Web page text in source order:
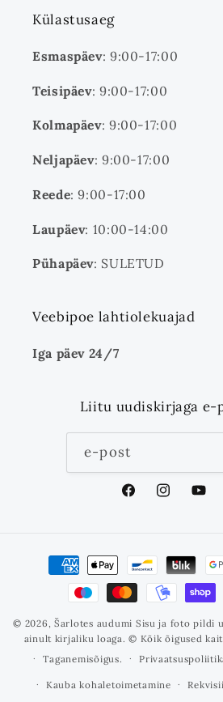
Külastusaeg
Esmaspäev: 9:00-17:00
Teisipäev: 9:00-17:00
Kolmapäev: 9:00-17:00
Neljapäev: 9:00-17:00
Reede: 9:00-17:00
Laupäev: 10:00-14:00
Pühapäev: SULETUD
Veebipoe lahtiolekuajad
Iga päev 24/7
Liitu uudiskirjaga e-
e-post
FacebookInstagram
Makseviisid
© 2026,Šarlotes audumi Sisu ja foto pildi
ainult kirjaliku loaga. © Kõik õigused
Taganemisõigus.
Kauba kohaletoimetamine